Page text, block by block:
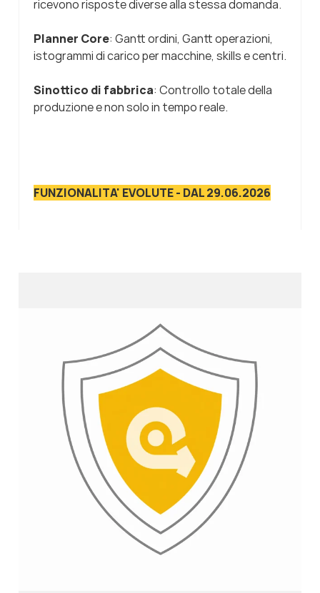
ricevono risposte diverse alla stessa domanda.
Planner Core: Gantt ordini, Gantt operazioni,
istogrammi di carico per macchine, skills e centri.
Sinottico di fabbrica: Controllo totale della
produzione e non solo in tempo reale.
FUNZIONALITA' EVOLUTE - DAL 29.06.2026